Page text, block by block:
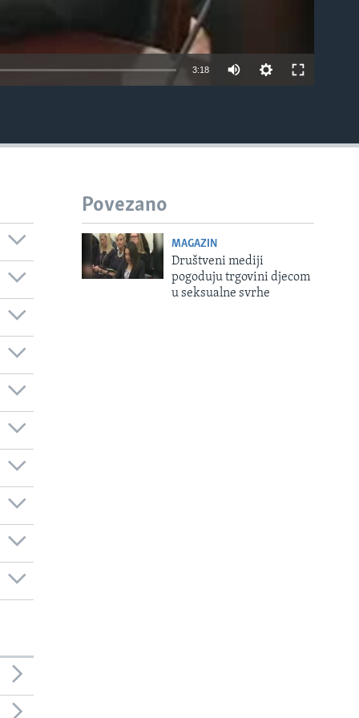
3:18
Povezano
MAGAZIN
Društveni mediji
pogoduju trgovini djecom
u seksualne svrhe